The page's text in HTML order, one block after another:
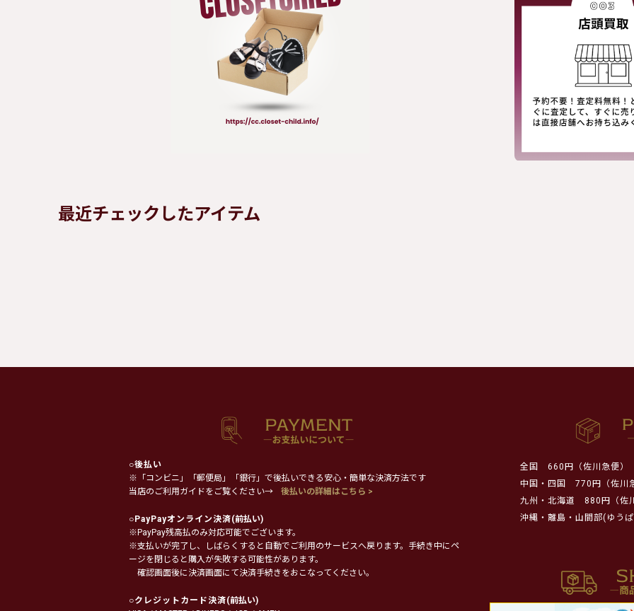
最近チェックしたアイテム
○後払い
※「コンビニ」「郵便局」「銀行」で後払いできる安心・簡単な決済方法です
当店のご利用ガイドをご覧ください→
後払いの詳細はこちら >
○PayPayオンライン決済(前払い)
※PayPay残高払のみ対応可能でございます。
※支払いが完了し、しばらくすると自動でご利用のサービスへ戻ります。手続き中にペ
ージを閉じると購入が失敗する可能性があります。
確認画面後に決済画面にて決済手続きをおこなってください。
○クレジットカード決済(前払い)
全国
660円（佐川急便）
中国・四国
770円（佐川
九州・北海道
880円（佐
沖縄・離島・山間部(ゆう